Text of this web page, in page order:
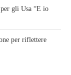
gli Usa “E io
per riflettere